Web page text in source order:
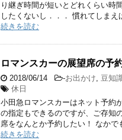
り継ぎ時間が短いとどれくらい時
したくないし．．． 慣れてしま
続きを読む
ロマンスカーの展望席の予
2018/06/14 -お出かけ, 豆知
休日
小田急ロマンスカーはネット予約
の指定もできるのですが、ご存知
席をなんとか予約したい！ なか
続きを読む